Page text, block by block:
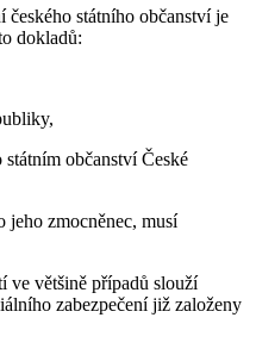
českého státního občanství je
dokladů:
občanství České
jeho zmocněnec, musí
ve většině případů slouží
zabezpečení již založeny